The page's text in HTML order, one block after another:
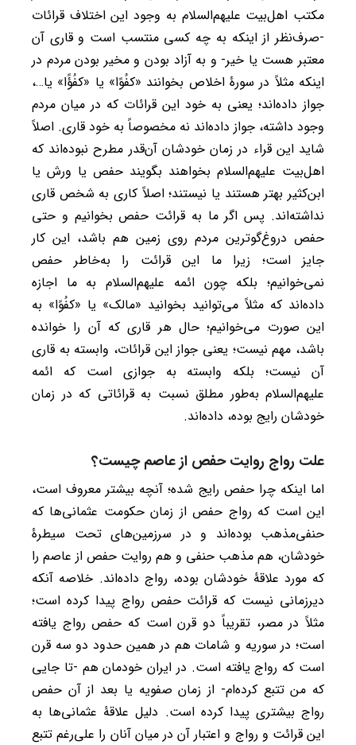
مکتب اهل‌بیت علیهم‌السلام به وجود این اختلاف قرائات
-صرف‌نظر از اینکه به چه کسی منتسب است و قاری آن
معتبر هست یا خیر- و به آزاد بودن و مخیر بودن مردم در
اینکه مثلاً در سورۀ اخلاص بخوانند «کفُوًا» یا «کفُؤًا» یا…،
جواز داده‌اند؛ یعنی به خود این قرائات که در میان مردم
وجود داشته، جواز داده‌اند نه مخصوصاً به خود قاری. اصلاً
شاید این قراء در زمان خودشان آن‌قدر مطرح نبوده‌اند که
اهل‌بیت علیهم‌السلام بخواهند بگویند حفص یا ورش یا
ابن‌کثیر بهتر هستند یا نیستند؛ اصلاً کاری به شخص قاری
نداشته‌اند. پس اگر ما به قرائت حفص بخوانیم و حتی
حفص دروغ‌گوترین مردم روی زمین هم باشد، این کار
جایز است؛ زیرا ما این قرائت را به‌خاطر حفص
نمی‌خوانیم؛ بلکه چون ائمه علیهم‌السلام به ما اجازه
داده‌اند که مثلاً می‌توانید بخوانید «مالک» یا «کفُوًا» به
این صورت می‌خوانیم؛ حال هر قاری که آن را خوانده
باشد، مهم نیست؛ یعنی جواز این قرائات، وابسته به قاری
آن نیست؛ بلکه وابسته به جوازی است که ائمه
علیهم‌السلام به‌طور مطلق نسبت به قرائاتی که در زمان
خودشان رایج بوده، داده‌اند.
علت رواج روایت حفص از عاصم چیست؟
اما اینکه چرا حفص رایج شده؛ آنچه بیشتر معروف است،
این است که رواج حفص از زمان حکومت عثمانی‌ها که
حنفی‌مذهب بوده‌اند و در سرزمین‌های تحت سیطرۀ
خودشان، هم مذهب حنفی و هم روایت حفص از عاصم را
که مورد علاقۀ خودشان بوده، رواج داده‌اند. خلاصه آنکه
دیرزمانی نیست که قرائت حفص رواج پیدا کرده است؛
مثلاً در مصر، تقریباً دو قرن است که حفص رواج یافته
است؛ در سوریه و شامات هم در همین حدود دو سه قرن
است که رواج یافته است. در ایران خودمان هم -تا جایی
که من تتبع کرده‌ام- از زمان صفویه یا بعد از آن حفص
رواج بیشتری پیدا کرده است. دلیل علاقۀ عثمانی‌ها به
این قرائت و رواج و اعتبار آن در میان آنان را علی‌رغم تتبع